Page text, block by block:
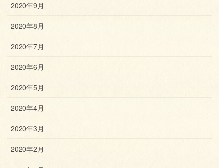
2020年9月
2020年8月
2020年7月
2020年6月
2020年5月
2020年4月
2020年3月
2020年2月